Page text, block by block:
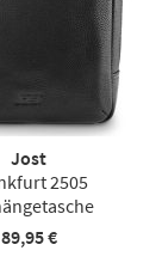
Jost
2505
89,95 €